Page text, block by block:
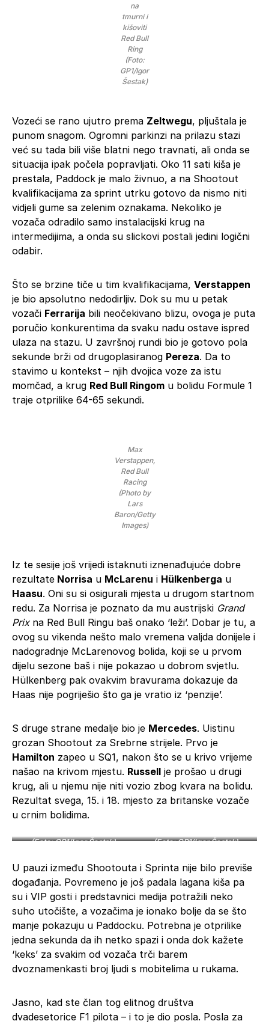
na
tmurni i
kišoviti
Red Bull
Ring
(Foto:
GP1/Igor
Šestak)
Vozeći se rano ujutro prema Zeltwegu, pljuštala je
punom snagom. Ogromni parkinzi na prilazu stazi
već su tada bili više blatni nego travnati, ali onda se
situacija ipak počela popravljati. Oko 11 sati kiša je
prestala, Paddock je malo živnuo, a na Shootout
kvalifikacijama za sprint utrku gotovo da nismo niti
vidjeli gume sa zelenim oznakama. Nekoliko je
vozača odradilo samo instalacijski krug na
intermedijima, a onda su slickovi postali jedini logični
odabir.
Što se brzine tiče u tim kvalifikacijama, Verstappen
je bio apsolutno nedodirljiv. Dok su mu u petak
vozači Ferrarija bili neočekivano blizu, ovoga je puta
poručio konkurentima da svaku nadu ostave ispred
ulaza na stazu. U završnoj rundi bio je gotovo pola
sekunde brži od drugoplasiranog Pereza. Da to
stavimo u kontekst – njih dvojica voze za istu
momčad, a krug Red Bull Ringom u bolidu Formule 1
traje otprilike 64-65 sekundi.
Max
Verstappen,
Red Bull
Racing
(Photo by
Lars
Baron/Getty
Images)
Iz te sesije još vrijedi istaknuti iznenađujuće dobre
rezultate Norrisa u McLarenu i Hülkenberga u
Haasu. Oni su si osigurali mjesta u drugom startnom
redu. Za Norrisa je poznato da mu austrijski Grand
Prixna Red Bull Ringu baš onako ‘leži’. Dobar je tu, a
ovog su vikenda nešto malo vremena valjda donijele i
nadogradnje McLarenovog bolida, koji se u prvom
dijelu sezone baš i nije pokazao u dobrom svjetlu.
Hülkenberg pak ovakvim bravurama dokazuje da
Haas nije pogriješio što ga je vratio iz ‘penzije’.
S druge strane medalje bio je Mercedes. Uistinu
grozan Shootout za Srebrne strijele. Prvo je
Hamilton zapeo u SQ1, nakon što se u krivo vrijeme
našao na krivom mjestu. Russell je prošao u drugi
krug, ali u njemu nije niti vozio zbog kvara na bolidu.
Rezultat svega, 15. i 18. mjesto za britanske vozače
u crnim bolidima.
(Foto: GP1/Igor Šestak) (Foto: GP1/Igor Šestak)
U pauzi između Shootouta i Sprinta nije bilo previše
događanja. Povremeno je još padala lagana kiša pa
su i VIP gosti i predstavnici medija potražili neko
suho utočište, a vozačima je ionako bolje da se što
manje pokazuju u Paddocku. Potrebna je otprilike
jedna sekunda da ih netko spazi i onda dok kažete
‘keks’ za svakim od vozača trči barem
dvoznamenkasti broj ljudi s mobitelima u rukama.
Jasno, kad ste član tog elitnog društva
dvadesetorice F1 pilota – i to je dio posla. Posla za